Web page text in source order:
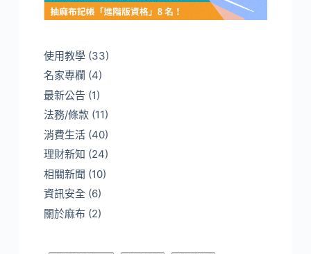
使用教學(33)
名家專欄 (4)
最新公告(1)
法務/條款(11)
消費生活(40)
理財新知 (24)
相關新聞 (10)
資訊安全(6)
關於麻布 (2)